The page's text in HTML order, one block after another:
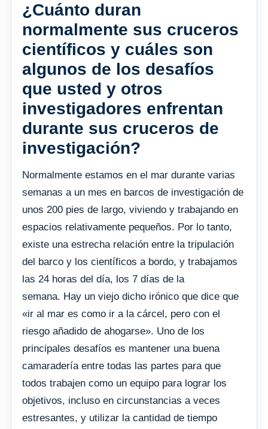
¿Cuánto duran
normalmente sus cruceros
científicos y cuáles son
algunos de los desafíos
que usted y otros
investigadores enfrentan
durante sus cruceros de
investigación?
Normalmente estamos en el mar durante varias
semanas a un mes en barcos de investigación de
unos 200 pies de largo, viviendo y trabajando en
espacios relativamente pequeños. Por lo tanto,
existe una estrecha relación entre la tripulación
del barco y los científicos a bordo, y trabajamos
las 24 horas del día, los 7 días de la
semana. Hay un viejo dicho irónico que dice que
«ir al mar es como ir a la cárcel, pero con el
riesgo añadido de ahogarse». Uno de los
principales desafíos es mantener una buena
camaradería entre todas las partes para que
todos trabajen como un equipo para lograr los
objetivos, incluso en circunstancias a veces
estresantes, y utilizar la cantidad de tiempo